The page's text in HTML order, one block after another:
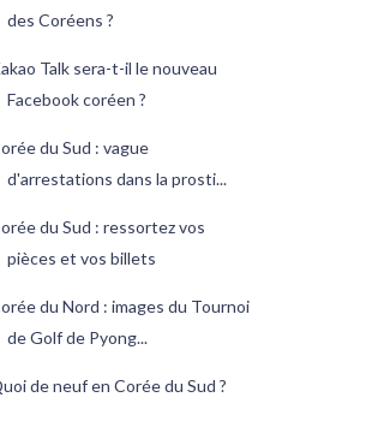
des Coréens ?
Talk sera-t-il le nouveau
Facebook coréen ?
du Sud : vague
d'arrestations dans la prosti...
du Sud : ressortez vos
pièces et vos billets
du Nord : images du Tournoi
de Golf de Pyong...
de neuf en Corée du Sud ?